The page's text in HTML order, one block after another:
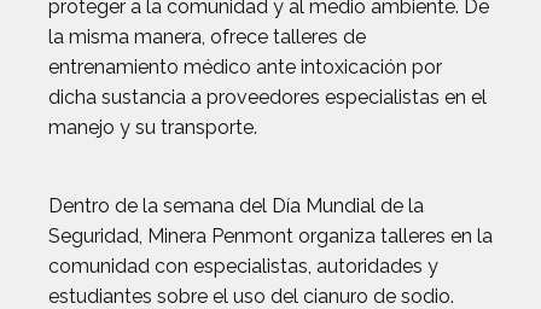
proteger a la comunidad y al medio ambiente. De
la misma manera, ofrece talleres de
entrenamiento médico ante intoxicación por
dicha sustancia a proveedores especialistas en el
manejo y su transporte.
Dentro de la semana del Día Mundial de la
Seguridad, Minera Penmont organiza talleres en la
comunidad con especialistas, autoridades y
estudiantes sobre el uso del cianuro de sodio.